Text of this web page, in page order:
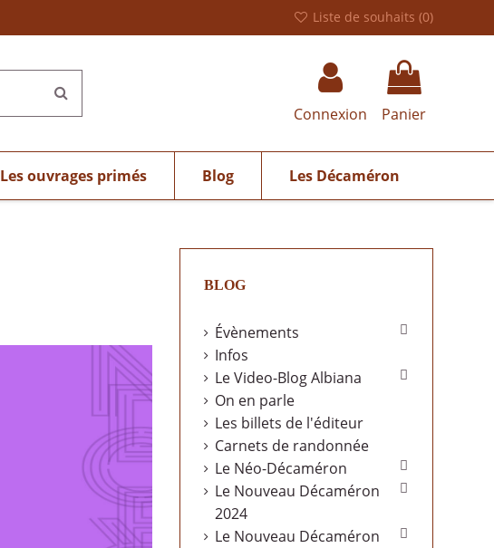
Liste de souhaits (0)
Connexion Panier
Les ouvrages primés Blog Les Décaméron
BLOG
Évènements 
Infos
Le Video-Blog Albiana

On en parle
Les billets de l'éditeur
Carnets de randonnée
Le Néo-Décaméron

Le Nouveau Décaméron
2024

Le Nouveau Décaméron
